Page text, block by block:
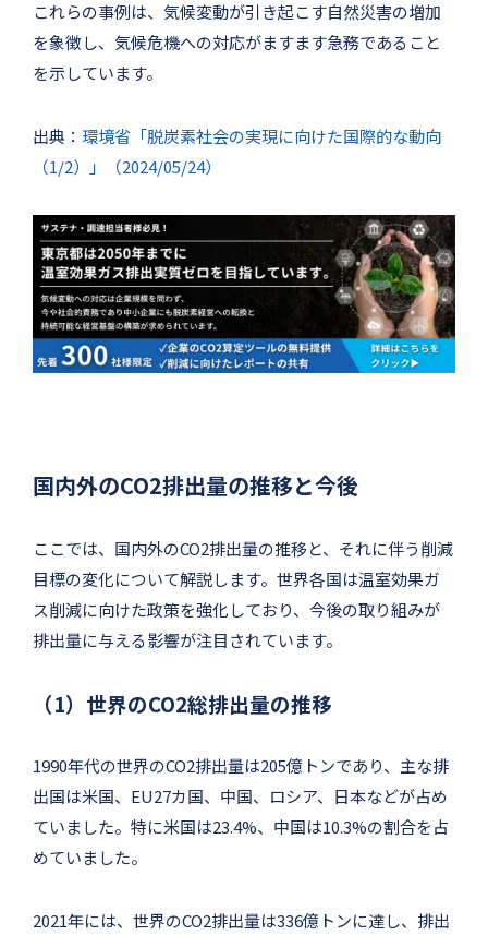
これらの事例は、気候変動が引き起こす自然災害の増加
を象徴し、気候危機への対応がますます急務であること
を示しています。
出典： 環境省「脱炭素社会の実現に向けた国際的な動向
（1/2）」（2024/05/24）
国内外のCO2排出量の推移と今後
ここでは、国内外のCO2排出量の推移と、それに伴う削減
目標の変化について解説します。世界各国は温室効果ガ
ス削減に向けた政策を強化しており、今後の取り組みが
排出量に与える影響が注目されています。
（1）世界のCO2総排出量の推移
1990年代の世界のCO2排出量は205億トンであり、主な排
出国は米国、EU27カ国、中国、ロシア、日本などが占め
ていました。特に米国は23.4%、中国は10.3%の割合を占
めていました。
2021年には、世界のCO2排出量は336億トンに達し、排出